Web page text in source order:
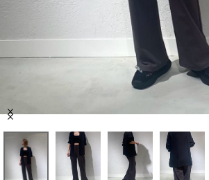
ブランド一覧
ご利用ガイド/ヘルプ
Item